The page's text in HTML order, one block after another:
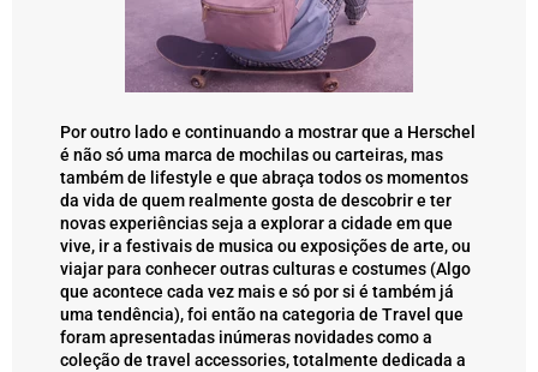
Por outro lado e continuando a mostrar que a Herschel
é não só uma marca de mochilas ou carteiras, mas
também de lifestyle e que abraça todos os momentos
da vida de quem realmente gosta de descobrir e ter
novas experiências seja a explorar a cidade em que
vive, ir a festivais de musica ou exposições de arte, ou
viajar para conhecer outras culturas e costumes (Algo
que acontece cada vez mais e só por si é também já
uma tendência), foi então na categoria de Travel que
foram apresentadas inúmeras novidades como a
coleção de travel accessories, totalmente dedicada a